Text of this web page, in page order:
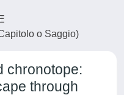
o Saggio)
chronotope:
through